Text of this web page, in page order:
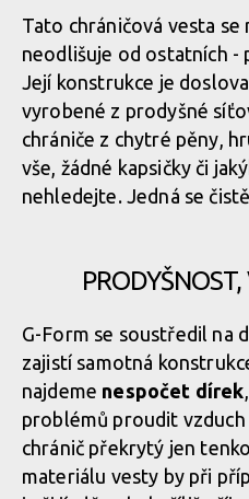
Biodegradabilní chráničová vesta
Back Shirt
Biodegradabilní chráničová vesta
Biodegradabilní chráničová
Back Shirt
Biodegradabilní chráničová vesta
Back Shirt
Biodegradabilní chráničová vesta
Back Shirt
Biodegradabilní chráničová
Biodegradabilní chráničová
Back Shirt
Biodegradabilní chráničová
Back Shirt
Tato chráničová vesta se
neodlišuje od ostatních -
Její konstrukce je
vyrobené z prodyšné
chrániče z chytré pěny,
vše, žádné kapsičky či
nehledejte. Jedná se
G-Form se soustředil na
zajistí samotná
najdeme nespočet dírek
problémů proudit
chránič překrytý jen
materiálu vesty by při